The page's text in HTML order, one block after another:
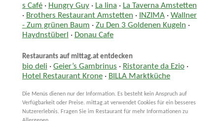
s Café· Hungry Guy· La lina · La Taverna Amstetten
· Brothers Restaurant Amstetten · INZIMA· Wallner
- Zum grünen Baum · Zu Den 3 Goldenen Kugeln ·
Haydnstüberl · Donau Cafe
Restaurants auf mittag.at entdecken
bio deli · Geier’s Gambrinus · Ristorante da Ezio·
Hotel Restaurant Krone· BILLA Marktküche
Die Menüs dienen nur der Information. Es besteht kein Anspruch auf
Verfügbarkeit oder Preise. mittag.at verwendet Cookies für ein besseres
Nutzererlebnis. Fragen Sie im Restaurant für mehr Informationen zu